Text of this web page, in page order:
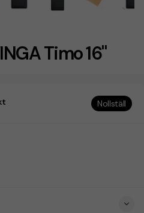
Timo 16"
Nollställ